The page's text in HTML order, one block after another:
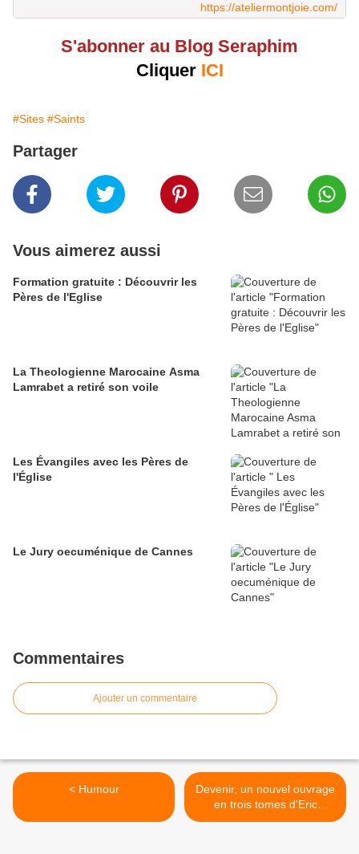
https://ateliermontjoie.com/
S'abonner au Blog Seraphim
Cliquer ICI
#Sites #Saints
Partager
Vous aimerez aussi
Formation gratuite : Découvrir les
Pères de l'Eglise
La Theologienne Marocaine Asma
Lamrabet a retiré son voile
Les Évangiles avec les Pères de
l'Église
Le Jury oecuménique de Cannes
Commentaires
Ajouter un commentaire
< Humour
Devenir, un nouvel ouvrage
en trois tomes d'Eric
Clotuche >